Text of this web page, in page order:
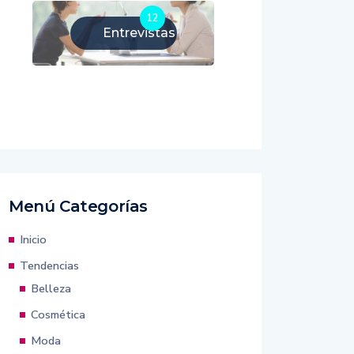
Entrevistas
12
Menú Categorías
Inicio
Tendencias
Belleza
Cosmética
Moda